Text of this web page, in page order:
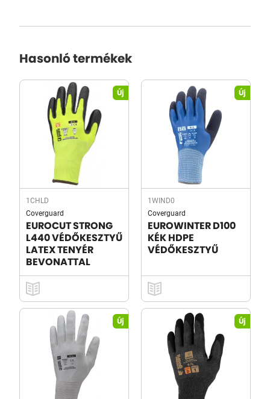
Hasonló termékek
Új
1CHLD
Coverguard
EUROCUT STRONG
L440 VÉDŐKESZTYŰ
LATEX TENYÉR
BEVONATTAL
Új
1WIND0
Coverguard
EUROWINTER D100
KÉK HDPE
VÉDŐKESZTYŰ
Új Új